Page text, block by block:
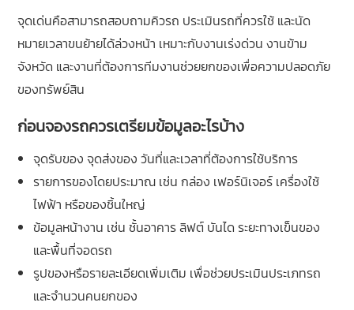
จุดเด่นคือสามารถสอบถามคิวรถ ประเมินรถที่ควรใช้ และนัด
หมายเวลาขนย้ายได้ล่วงหน้า เหมาะกับงานเร่งด่วน งานข้าม
จังหวัด และงานที่ต้องการทีมงานช่วยยกของเพื่อความปลอดภัย
ของทรัพย์สิน
ก่อนจองรถควรเตรียมข้อมูลอะไรบ้าง
จุดรับของ จุดส่งของ วันที่และเวลาที่ต้องการใช้บริการ
รายการของโดยประมาณ เช่น กล่อง เฟอร์นิเจอร์ เครื่องใช้
ไฟฟ้า หรือของชิ้นใหญ่
ข้อมูลหน้างาน เช่น ชั้นอาคาร ลิฟต์ บันได ระยะทางเข็นของ
และพื้นที่จอดรถ
รูปของหรือรายละเอียดเพิ่มเติม เพื่อช่วยประเมินประเภทรถ
และจำนวนคนยกของ